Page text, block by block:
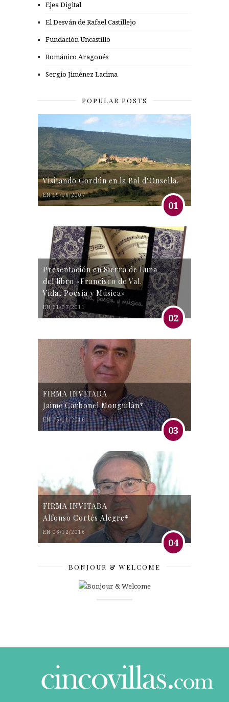
Ejea Digital
El Desván de Rafael Castillejo
Fundación Uncastillo
Románico Aragonés
Sergio Jiménez Lacima
POPULAR POSTS
Visitando Gordún en la Bal d’Onsella.
EN 19/06/2007
01
Presentación en Sierra de Luna
del libro «Francisco de Val.
Vida, Poesía y Música»
EN 31/07/2011
02
FIRMA INVITADA
Jaime Carbonel Monguilán*
EN 05/11/2016
03
FIRMA INVITADA
Alfonso Cortés Alegre*
EN 03/12/2016
04
BONJOUR & WELCOME